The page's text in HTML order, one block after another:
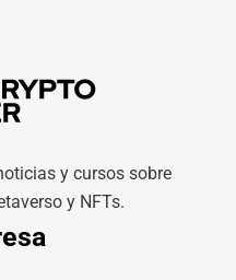
y cursos sobre
y NFTs.